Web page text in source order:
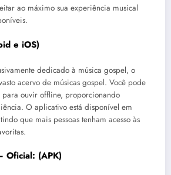
ao máximo sua experiência musical
e iOS)
dedicado à música gospel, o
acervo de músicas gospel. Você pode
ouvir offline, proporcionando
O aplicativo está disponível em
que mais pessoas tenham acesso às
Oficial: (APK)